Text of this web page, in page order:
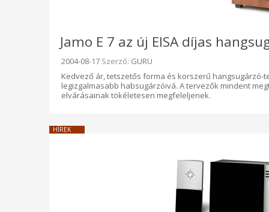
Jamo E 7 az új EISA díjas
Beküldve:
2004-08-17 Szerző: GURU
Kedvező ár, tetszetős forma és korszerű hangsugárzó-
legizgalmasabb habsugárzóivá. A tervezők mindent
elvárásainak tökéletesen megfeleljenek.
HÍREK